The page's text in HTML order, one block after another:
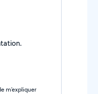
ma présentation.
m’expliquer